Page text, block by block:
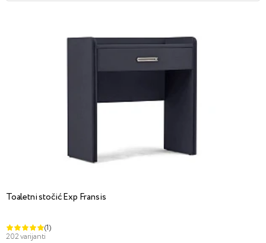
Toaletni stočić Exp Fransis
(1)
202 varijanti